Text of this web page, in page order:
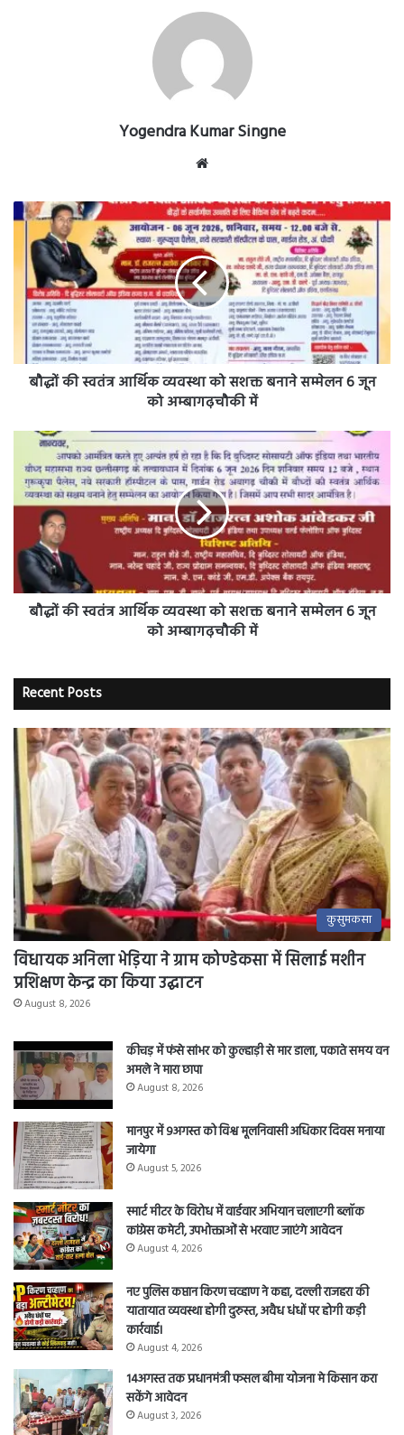
Yogendra Kumar Singne
बौद्धों
की
स्वतंत्र
आर्थिक
व्यवस्था
को
सशक्त
बनाने
सम्मेलन
अम्बागढ़चौकी
बौद्धों की स्वतंत्र आर्थिक व्यवस्था को सशक्त बनाने सम्मेलन 6 जून
को अम्बागढ़चौकी में
बौद्धों
की
स्वतंत्र
आर्थिक
व्यवस्था
सशक्त
बनाने
सम्मेलन
में
बौद्धों की स्वतंत्र आर्थिक व्यवस्था को सशक्त बनाने सम्मेलन 6 जून
को अम्बागढ़चौकी में
Recent Posts
कुसुमकसा
विधायक अनिला भेड़िया ने ग्राम कोण्डेकसा में सिलाई मशीन
प्रशिक्षण केन्द्र का किया उद्घाटन
August 8, 2026
कीचड़ में फंसे सांभर को कुल्हाड़ी से मार डाला, पकाते समय वन
अमले ने मारा छापा
August 8, 2026
मानपुर में 9अगस्त को विश्व मूलनिवासी अधिकार दिवस मनाया
जायेगा
August 5, 2026
स्मार्ट मीटर के विरोध में वार्डवार अभियान चलाएगी ब्लॉक
कांग्रेस कमेटी, उपभोक्ताओं से भरवाए जाएंगे आवेदन
August 4, 2026
नए पुलिस कप्तान किरण चव्हाण ने कहा, दल्ली राजहरा की
यातायात व्यवस्था होगी दुरुस्त, अवैध धंधों पर होगी कड़ी
कार्रवाई।
August 4, 2026
14अगस्त तक प्रधानमंत्री फसल बीमा योजना मे किसान करा
सकेंगे आवेदन
August 3, 2026